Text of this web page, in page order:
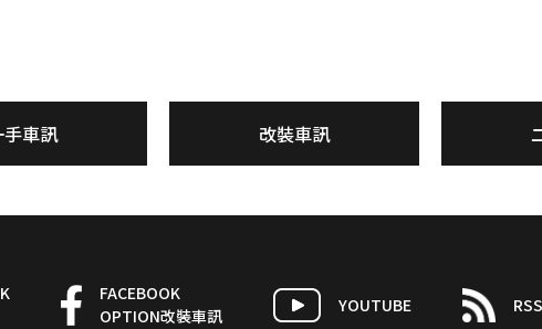
手車訊 改裝車訊
FACEBOOK
OPTION改裝車訊
YOUTUBE RSS